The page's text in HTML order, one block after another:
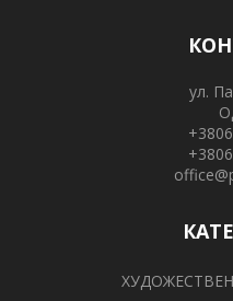
ул.